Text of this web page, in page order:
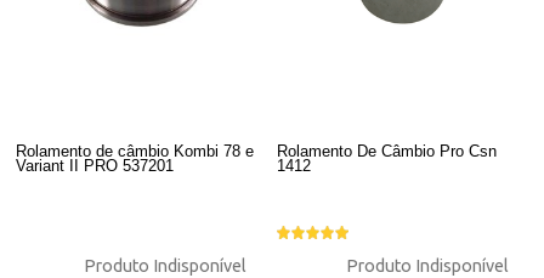
Rolamento de câmbio Kombi 78 e
Variant II PRO 537201
Produto Indisponível
Rolamento De Câmbio Pro Csn
1412
Produto Indisponível